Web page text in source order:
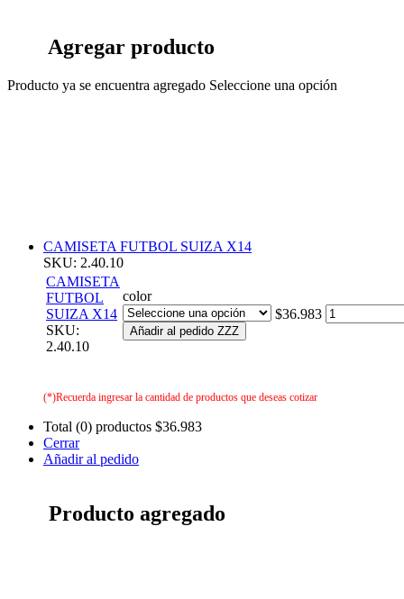
Agregar producto
Producto ya se encuentra agregado Seleccione una opción
CAMISETA FUTBOL SUIZA X14
SKU: 2.40.10
CAMISETA
FUTBOL
SUIZA X14
SKU:
2.40.10
color
Añadir al pedido ZZZ
$36.983
(*)Recuerda ingresar la cantidad de productos que deseas cotizar
Total (0) productos $36.983
Cerrar
Añadir al pedido
Producto agregado